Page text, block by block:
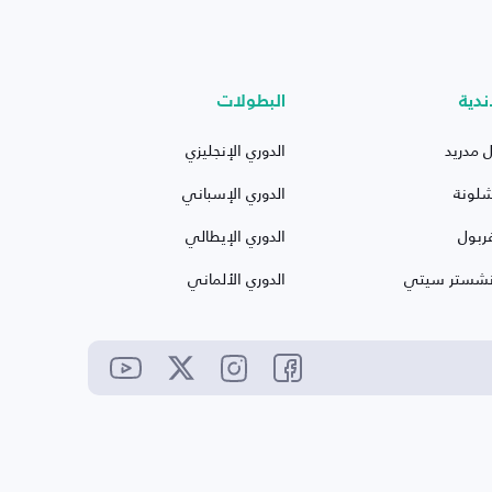
مدريد
سيتي
البطولات
الدوري الإنجليزي
الدوري الإسباني
الدوري الإيطالي
الدوري الألماني